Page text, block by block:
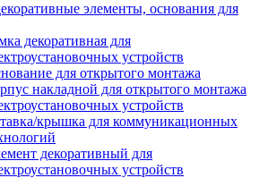
элементы, основания для
декоративная для
устройств
для открытого монтажа
накладной для открытого монтажа
устройств
крышка для коммуникационных
декоративный для
устройств